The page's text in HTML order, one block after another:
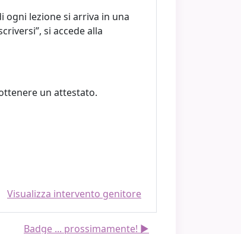
ogni lezione si arriva in una
si accede alla
un attestato.
Visualizza intervento genitore
Badge ... prossimamente! ▶︎